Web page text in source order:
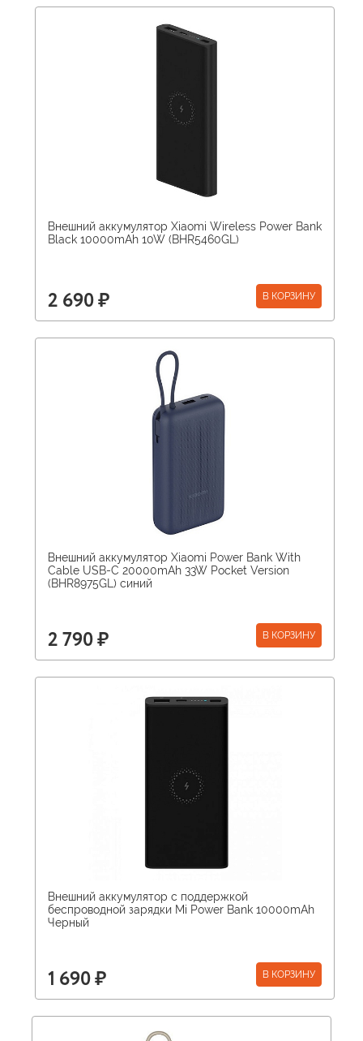
Внешний аккумулятор Xiaomi Wireless Power Bank
Black 10000mAh 10W (BHR5460GL)
2 690 ₽ В КОРЗИНУ
Внешний аккумулятор Xiaomi Power Bank With
Cable USB-C 20000mAh 33W Pocket Version
(BHR8975GL) синий
2 790 ₽ В КОРЗИНУ
Внешний аккумулятор с поддержкой
беспроводной зарядки Mi Power Bank 10000mAh
Черный
1 690 ₽ В КОРЗИНУ